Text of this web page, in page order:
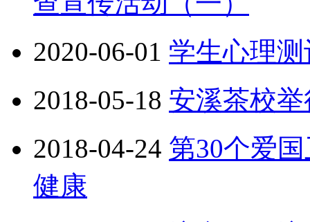
2020-06-01 学生心理测
2018-05-18 安溪茶校
2018-04-24 第30个爱
健康